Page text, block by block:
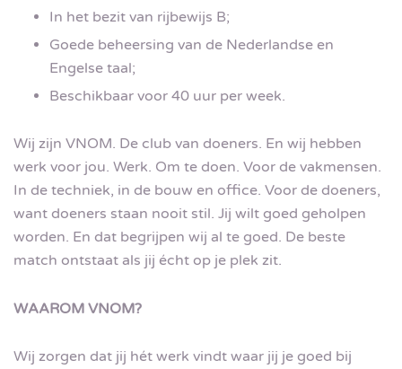
In het bezit van rijbewijs B;
Goede beheersing van de Nederlandse en
Engelse taal;
Beschikbaar voor 40 uur per week.
Wij zijn VNOM. De club van doeners. En wij hebben
werk voor jou. Werk. Om te doen. Voor de vakmensen.
In de techniek, in de bouw en office. Voor de doeners,
want doeners staan nooit stil. Jij wilt goed geholpen
worden. En dat begrijpen wij al te goed. De beste
match ontstaat als jij écht op je plek zit.
WAAROM VNOM?
Wij zorgen dat jij hét werk vindt waar jij je goed bij